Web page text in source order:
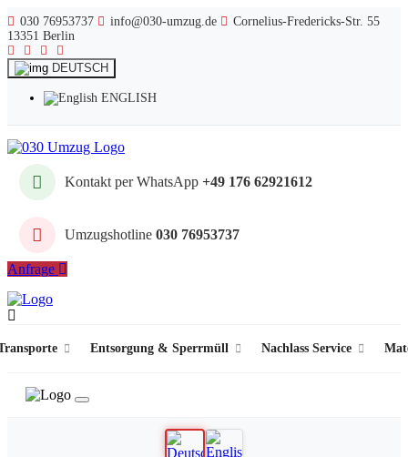
030 76953737 info@030-umzug.de
Cornelius-Fredericks-Str. 55
13351 Berlin
DEUTSCH
ENGLISH
Kontakt per WhatsApp +49 176 62921612
Umzugshotline 030 76953737
Anfrage
Entsorgung & Sperrmüll Nachlass Service